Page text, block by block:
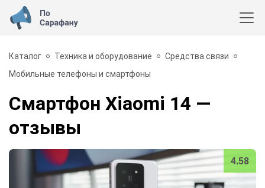
Каталог Техника и оборудование
Средства связи
Мобильные телефоны и смартфоны
Смартфон Xiaomi 14 —
отзывы
4.58